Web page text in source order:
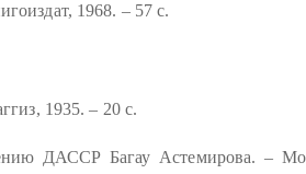
1968. – 57 с.
1935. – 20 с.
ДАССР Багау Астемирова. –